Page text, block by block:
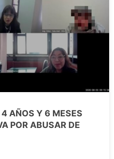
AÑOS Y 6 MESES
POR ABUSAR DE